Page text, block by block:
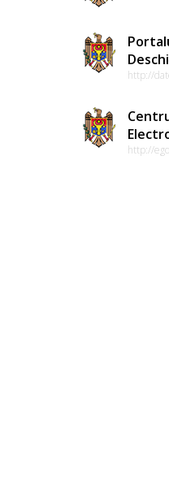
http://
http://